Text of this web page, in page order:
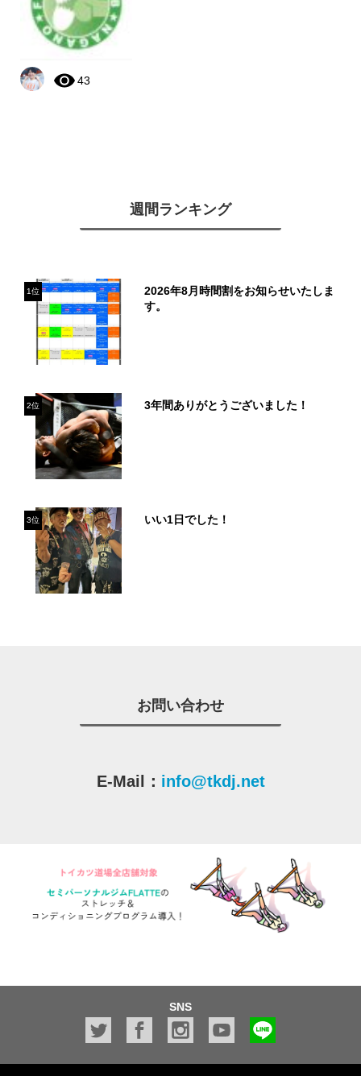
43
週間ランキング
1位
2026年8月時間割をお知らせいたしま
す。
2位 3年間ありがとうございました！
3位 いい1日でした！
お問い合わせ
E-Mail： info@tkdj.net
SNS